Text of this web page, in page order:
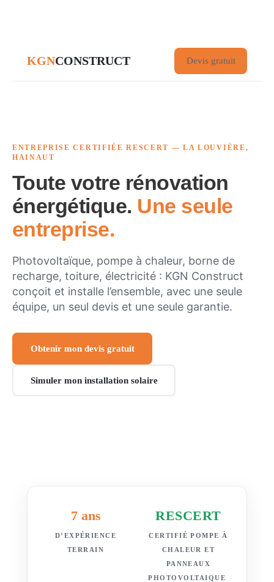
KGNCONSTRUCT Devis gratuit
ENTREPRISE CERTIFIÉE RESCERT — LA LOUVIÈRE,
HAINAUT
Toute votre rénovation
énergétique. Une seule
entreprise.
Photovoltaïque, pompe à chaleur, borne de
recharge, toiture, électricité : KGN Construct
conçoit et installe l’ensemble, avec une seule
équipe, un seul devis et une seule garantie.
Obtenir mon devis gratuit
Simuler mon installation solaire
7 ans
D’EXPÉRIENCE
TERRAIN
RESCERT
CERTIFIÉ POMPE À
CHALEUR ET
PANNEAUX
PHOTOVOLTAIQUE